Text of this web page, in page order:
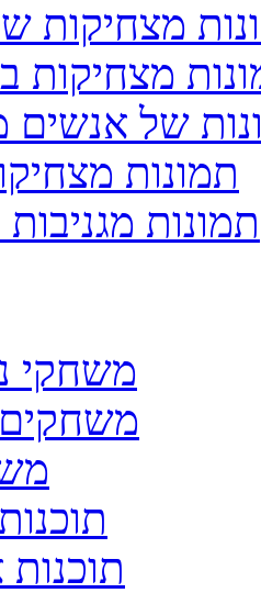
מצחיקות
מצחיקות
של אנשים
תמונות
תמונות
משחקי